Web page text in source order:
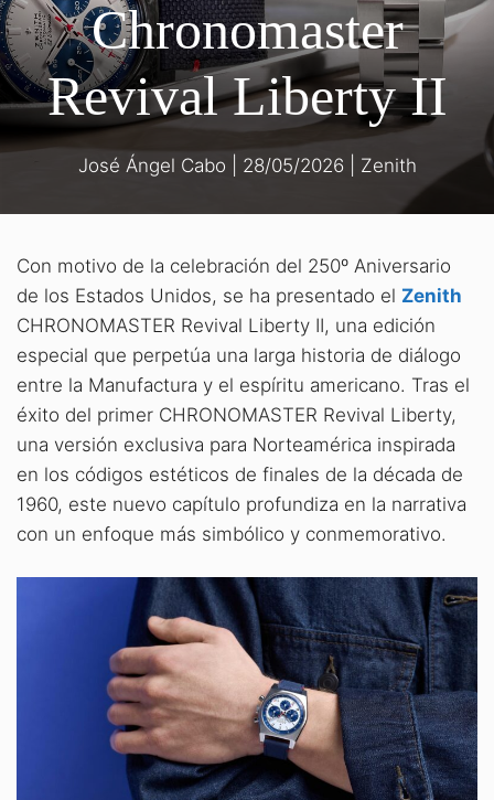
Chronomaster
Revival Liberty II
José Ángel Cabo 28/05/2026 Zenith
Con motivo de la celebración del 250º Aniversario
de los Estados Unidos, se ha presentado el Zenith
CHRONOMASTER Revival Liberty II, una edición
especial que perpetúa una larga historia de diálogo
entre la Manufactura y el espíritu americano. Tras el
éxito del primer CHRONOMASTER Revival Liberty,
una versión exclusiva para Norteamérica inspirada
en los códigos estéticos de finales de la década de
1960, este nuevo capítulo profundiza en la narrativa
con un enfoque más simbólico y conmemorativo.